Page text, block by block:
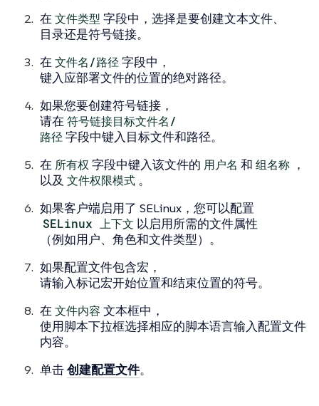
在 文件类型 字段中，选择是要创建文本文件、
目录还是符号链接。
在 文件名/路径字段中，
键入应部署文件的位置的绝对路径。
如果您要创建符号链接，
请在 符号链接目标文件名/
路径字段中键入目标文件和路径。
在 所有权 字段中键入该文件的 用户名 和 组名称 ，
以及 文件权限模式 。
如果客户端启用了 SELinux，您可以配置
SELinux 上下文 以启用所需的文件属性
（例如用户、角色和文件类型）。
如果配置文件包含宏，
请输入标记宏开始位置和结束位置的符号。
在 文件内容 文本框中，
使用脚本下拉框选择相应的脚本语言输入配置文件
内容。
单击创建配置文件。